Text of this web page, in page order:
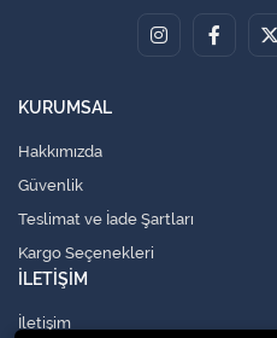
KURUMSAL
Hakkımızda
Güvenlik
Teslimat ve İade Şartları
Kargo Seçenekleri
İLETİŞİM
İletişim